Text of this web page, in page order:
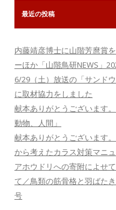
最近の投稿
内藤靖彦博士に山階芳麿賞
ーほか「山階鳥研NEWS」
6/29（土）放送の「サンド
に取材協力をしました
献本ありがとうございます
動物、人間」
献本ありがとうございます
から考えたカラス対策マニュ
アホウドリへの寄附によせ
て／鳥類の筋骨格と羽ばた
号